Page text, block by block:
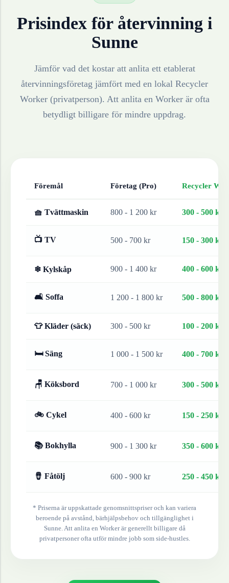
Prisindex för återvinning i
Sunne
Jämför vad det kostar att anlita ett etablerat
återvinningsföretag jämfört med en lokal Recycler
Worker (privatperson). Att anlita en Worker är ofta
betydligt billigare för mindre uppdrag.
Föremål Företag (Pro) Recycler
🧺 Tvättmaskin 800 - 1 200 kr 300 - 500 kr
📺 TV 500 - 700 kr 150 - 300 kr
❄ Kylskåp 900 - 1 400 kr 400 - 600 kr
🛋 Soffa 1 200 - 1 800 kr 500 - 800 kr
👕 Kläder (säck) 300 - 500 kr 100 - 200 kr
🛏 Säng 1 000 - 1 500 kr 400 - 700 kr
🪑 Köksbord 700 - 1 000 kr 300 - 500 kr
🚲 Cykel 400 - 600 kr 150 - 250 kr
📚 Bokhylla 900 - 1 300 kr 350 - 600 kr
🪘 Fåtölj 600 - 900 kr 250 - 450 kr
* Priserna är uppskattade genomsnittspriser och kan variera
beroende på avstånd, bärhjälpsbehov och tillgänglighet i
Sunne. Att anlita en Worker är generellt billigare då
privatpersoner ofta utför mindre jobb som side-hustles.